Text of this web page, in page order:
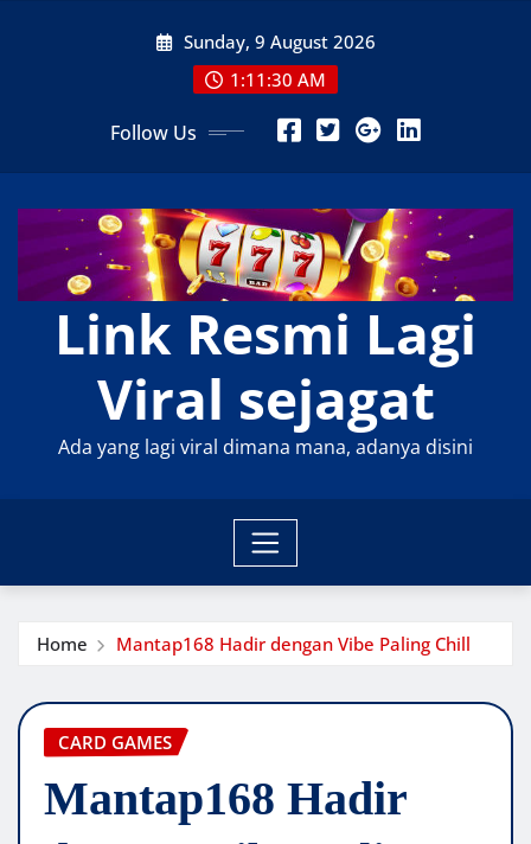
Sunday, 9 August 2026
1:11:31 AM
Follow Us
Link Resmi Lagi
Viral sejagat
Ada yang lagi viral dimana mana, adanya disini
Home Mantap168 Hadir dengan Vibe Paling Chill
CARD GAMES
Mantap168 Hadir